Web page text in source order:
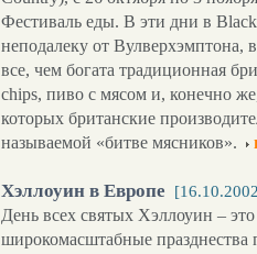
Фестиваль еды. В эти дни в
неподалеку от Вулверхэмптона,
все, чем богата традиционная
chips, пиво с мясом и, конечно
которых британские
называемой «битве мясников».
Хэллоуин в Европе
День всех святых Хэллоуин –
широкомасштабные